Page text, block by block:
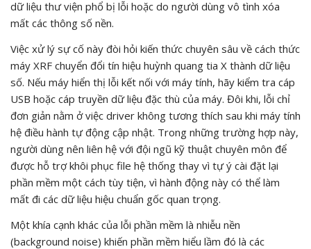
dữ liệu thư viện phổ bị lỗi hoặc do người dùng vô tình xóa
mất các thông số nền.
Việc xử lý sự cố này đòi hỏi kiến thức chuyên sâu về cách thức
máy XRF chuyển đổi tín hiệu huỳnh quang tia X thành dữ liệu
số. Nếu máy hiển thị lỗi kết nối với máy tính, hãy kiểm tra cáp
USB hoặc cáp truyền dữ liệu đặc thù của máy. Đôi khi, lỗi chỉ
đơn giản nằm ở việc driver không tương thích sau khi máy tính
hệ điều hành tự động cập nhật. Trong những trường hợp này,
người dùng nên liên hệ với đội ngũ kỹ thuật chuyên môn để
được hỗ trợ khôi phục file hệ thống thay vì tự ý cài đặt lại
phần mềm một cách tùy tiện, vì hành động này có thể làm
mất đi các dữ liệu hiệu chuẩn gốc quan trọng.
Một khía cạnh khác của lỗi phần mềm là nhiễu nền
(background noise) khiến phần mềm hiểu lầm đó là các